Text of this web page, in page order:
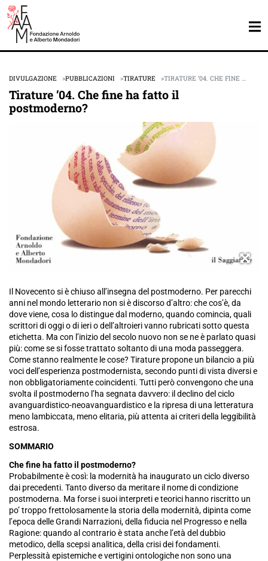
DIVULGAZIONE PUBBLICAZIONI TIRATURE TIRATURE ’04. CHE FINE …
Tirature ’04. Che fine ha fatto il
postmoderno?
Il Novecento si è chiuso all’insegna del postmoderno. Per parecchi
anni nel mondo letterario non si è discorso d’altro: che cos’è, da
dove viene, cosa lo distingue dal moderno, quando comincia, quali
scrittori di oggi o di ieri o dell’altroieri vanno rubricati sotto questa
etichetta. Ma con l’inizio del secolo nuovo non se ne è parlato quasi
più: come se si fosse trattato soltanto di una moda passeggera.
Come stanno realmente le cose? Tirature propone un bilancio a più
voci dell’esperienza postmodernista, secondo punti di vista diversi e
non obbligatoriamente coincidenti. Tutti però convengono che una
svolta il postmoderno l’ha segnata davvero: il declino del ciclo
avanguardistico-neoavanguardistico e la ripresa di una letteratura
meno lambiccata, meno elitaria, più attenta ai criteri della leggibilità
estrosa.
SOMMARIO
Che fine ha fatto il postmoderno?
Probabilmente è così: la modernità ha inaugurato un ciclo diverso
dai precedenti. Tanto diverso da meritare il nome di condizione
postmoderna. Ma forse i suoi interpreti e teorici hanno riscritto un
po’ troppo frettolosamente la storia della modernità, dipinta come
l’epoca delle Grandi Narrazioni, della fiducia nel Progresso e nella
Ragione: quando al contrario è stata anche l’età del dubbio
metodico, della scepsi analitica, della crisi dei fondamenti.
Perplessità epistemiche e vertigini ontologiche non sono una